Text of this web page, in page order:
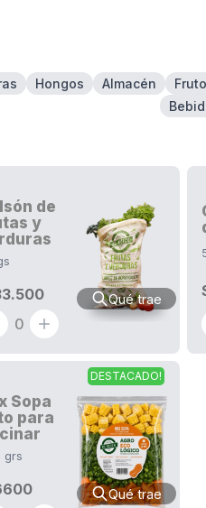
Hongos Almacén
de
y
0
Qué trae
DESTACADO!
Sopa
para
grs
Qué trae